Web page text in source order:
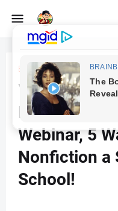
Beranda
You Can
Recording
Webinar, 5
Nonfiction a
School!